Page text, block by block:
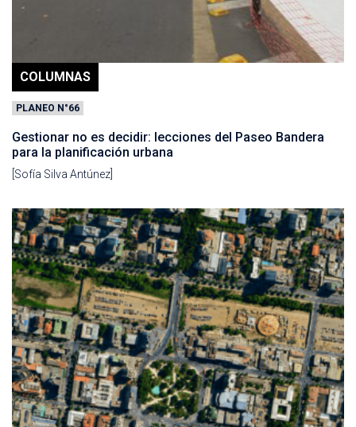
COLUMNAS
PLANEO N°66
Gestionar no es decidir: lecciones del Paseo Bandera
para la planificación urbana
[Sofía Silva Antúnez]